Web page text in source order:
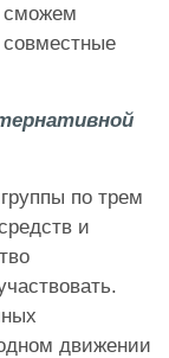
сможем
по трем
и
движении